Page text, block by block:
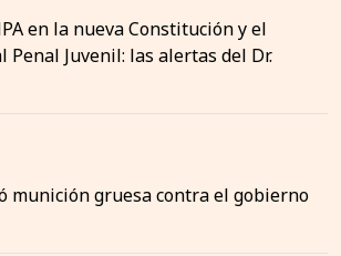
en la nueva Constitución y el
Penal Juvenil: las alertas del Dr.
munición gruesa contra el gobierno